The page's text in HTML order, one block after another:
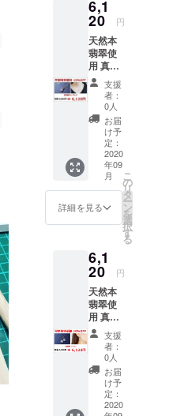
■サイ
ズ：1号
～25号
のご希
望サイ
ズで制
作いた
しま
す。 ■
ジュエ
リー
ボック
ス代・
送料代
込み ※
リング
サイズ
作いた
します
ので、
ご支援
いただ
く際に
ご希望
サイズ
を備考
欄に記
載をお
願いし
ます。
6,1
20 円
天然本
翡翠使
用 真鍮
製 猫耳
デザイ
ンネッ
クレス
■素材：
天然本
翡翠、
真鍮、
14KGF
（チェ
ーン）
■トッ
プ：横
10mm×
縦約
12mm
■チェー
ン：
40cm ■
ジュエ
リー
ボック
ス代・
送料代
込み ※
商品写
支援
者：
0人
お届
け予
定：
2020
年09
月
詳細を見る
こ
の
リ
タ
ー
ン
を
選
択
す
る
6,1
20 円
天然本
翡翠使
用 真鍮
製 猫耳
デザイ
ンピア
ス ■素
材：天
然本翡
翠、真
支援
者：
0人
お届
け予
定：
2020